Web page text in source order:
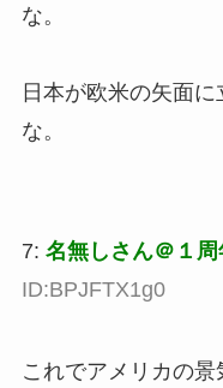
な。
日本が欧米の矢面
な。
7: 名無しさん＠１周
ID:BPJFTX1g0
これでアメリカの